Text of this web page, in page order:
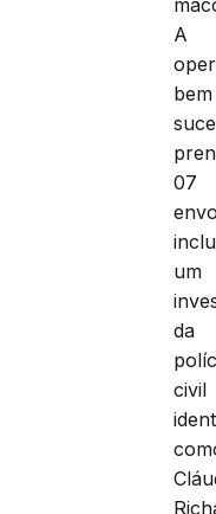
A
bem
07
um
da
civil